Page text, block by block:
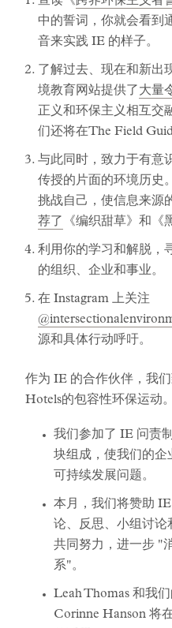
中的誓词，你就会看到
音来实践 IE 的样子。
了解过去、现在和新出
境教育网站提供了 大量
正义和环保主义相互交
们还将在The Field
与此同时，致力于有意
传授的片面的环境历史
挑战自己，使信息来源
荐了
《编织甜草》和《
利用你的学习和解脱，
的组织、企业和事业。
在 Instagram 上关注
源和具体行动呼吁。
作为 IE 的合作伙伴，我
Hotels的包容性环保运动
我们参加了 IE 问责
块组成，使我们的企
可持续发展问题。
本月，我们将赞助 IE
论、反思、小组讨论
共同努力，进一步 "
系"。
Leah Thomas 和我
Corinne Hanson 将